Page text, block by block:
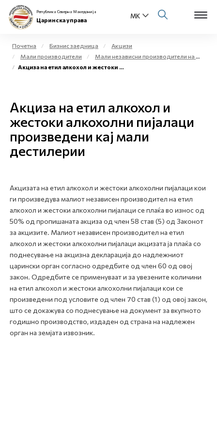
За нас
Бизнис заедница
Е-Царина
Контакт
Република Северна Македонија
Царинска управа
Почетна Бизнис заедница
Акцизи
Мали производители
Мали независни производители на етил алкохол и жестоки алкохолни пијалаци за комерцијални цели - мали дестилерии
Акциза на етил алкохол и жестоки алкохолни пијалаци произведени кај мали дестилерии
Акциза на етил алкохол и
жестоки алкохолни пијалаци
произведени кај мали
дестилерии
Акцизата на етил алкохол и жестоки алкохолни пијалаци кои
ги произведува малиот независен производител на етил
алкохол и жестоки алкохолни пијалаци се плаќа во износ од
50% од пропишаната акциза од член 58 став (5) од Законот
за акцизите. Малиот независен производител на етил
алкохол и жестоки алкохолни пијалаци акцизата ја плаќа со
поднесување на акцизна декларација до надлежниот
царински орган согласно одредбите од член 60 од овој
закон. Одредбите се применуваат и за увезените количини
на етил алкохол и жестоки алкохолни пијалаци кои се
произведени под условите од член 70 став (1) од овој закон,
што се докажува со поднесување на документ за вкупното
годишно производство, издаден од страна на надлежен
орган на земјата извозник.